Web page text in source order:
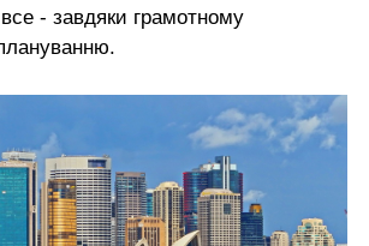
- завдяки грамотному